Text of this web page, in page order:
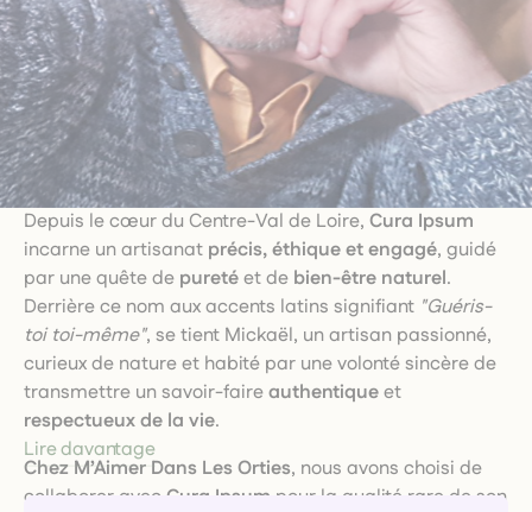
Depuis le cœur du Centre-Val de Loire, Cura Ipsum
incarne un artisanat précis, éthique et engagé, guidé
par une quête de puretéet de bien-être naturel.
Derrière ce nom aux accents latins signifiant "Guéris-
toi toi-même", se tient Mickaël, un artisan passionné,
curieux de nature et habité par une volonté sincère de
transmettre un savoir-faireauthentiqueet
respectueux de la vie.
Chez M’Aimer Dans Les Orties, nous avons choisi de
collaborer avec Cura Ipsum pour la qualité rare de son
Lire davantage